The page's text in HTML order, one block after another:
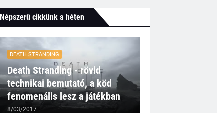
Népszerű cikkünk a héten
DEATH STRANDING
Death Stranding - rövid
technikai bemutató, a köd
fenomenális lesz a játékban
8/03/2017